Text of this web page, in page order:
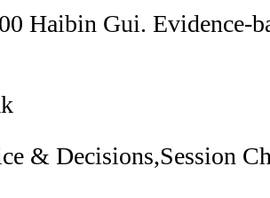
Haibin Gui. Evidence-
& Decisions,Session